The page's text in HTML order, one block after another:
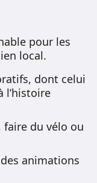
pour les
local.
dont celui
l’histoire
du vélo ou
animations